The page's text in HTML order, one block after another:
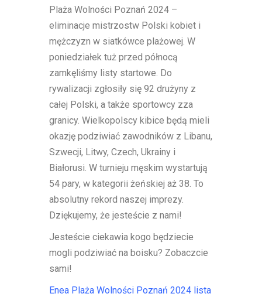
Plaża Wolności Poznań 2024 –
eliminacje mistrzostw Polski kobiet i
mężczyzn w siatkówce plażowej. W
poniedziałek tuż przed północą
zamkęliśmy listy startowe. Do
rywalizacji zgłosiły się 92 drużyny z
całej Polski, a także sportowcy zza
granicy. Wielkopolscy kibice będą mieli
okazję podziwiać zawodników z Libanu,
Szwecji, Litwy, Czech, Ukrainy i
Białorusi. W turnieju męskim wystartują
54 pary, w kategorii żeńskiej aż 38. To
absolutny rekord naszej imprezy.
Dziękujemy, że jesteście z nami!
Jesteście ciekawia kogo będziecie
mogli podziwiać na boisku? Zobaczcie
sami!
Enea Plaża Wolności Poznań 2024 lista